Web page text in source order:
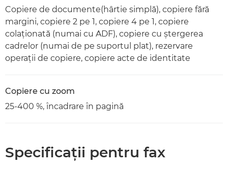
Copiere de documente(hârtie simplă), copiere fără
margini, copiere 2 pe 1, copiere 4 pe 1, copiere
colaţionată (numai cu ADF), copiere cu ştergerea
cadrelor (numai de pe suportul plat), rezervare
operaţii de copiere, copiere acte de identitate
Copiere cu zoom
25-400 %, încadrare în pagină
Specificaţii pentru fax